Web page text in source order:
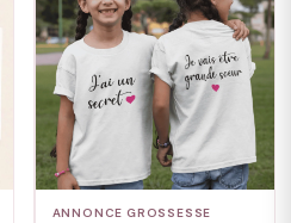
ANNONCE GROSSESSE